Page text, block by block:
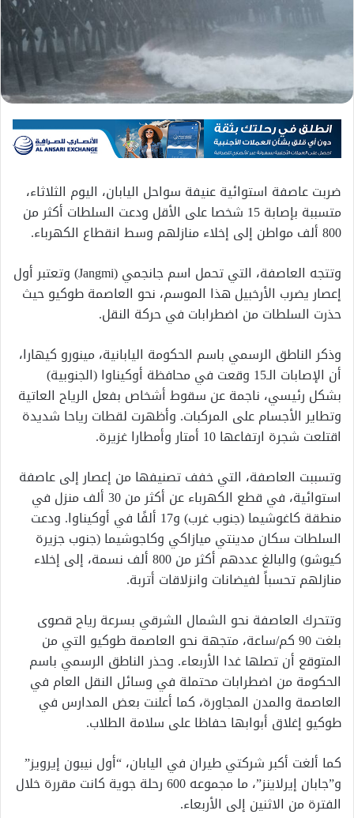
ضربت عاصفة استوائية عنيفة سواحل اليابان، اليوم الثلاثاء،
متسببة بإصابة 15 شخصا على الأقل ودعت السلطات أكثر من
800 ألف مواطن إلى إخلاء منازلهم وسط انقطاع الكهرباء.
وتتجه العاصفة، التي تحمل اسم جانجمي (Jangmi) وتعتبر أول
إعصار يضرب الأرخبيل هذا الموسم، نحو العاصمة طوكيو حيث
حذرت السلطات من اضطرابات في حركة النقل.
وذكر الناطق الرسمي باسم الحكومة اليابانية، مينورو كيهارا،
أن الإصابات الـ15 وقعت في محافظة أوكيناوا (الجنوبية)
بشكل رئيسي، ناجمة عن سقوط أشخاص بفعل الرياح العاتية
وتطاير الأجسام على المركبات. وأظهرت لقطات رياحا شديدة
اقتلعت شجرة ارتفاعها 10 أمتار وأمطارا غزيرة.
وتسببت العاصفة، التي خفف تصنيفها من إعصار إلى عاصفة
استوائية، في قطع الكهرباء عن أكثر من 30 ألف منزل في
منطقة كاغوشيما (جنوب غرب) و17 ألفًا في أوكيناوا. ودعت
السلطات سكان مدينتي ميازاكي وكاجوشيما (جنوب جزيرة
كيوشو) والبالغ عددهم أكثر من 800 ألف نسمة، إلى إخلاء
منازلهم تحسباً لفيضانات وانزلاقات أتربة.
وتتحرك العاصفة نحو الشمال الشرقي بسرعة رياح قصوى
بلغت 90 كم/ساعة، متجهة نحو العاصمة طوكيو التي من
المتوقع أن تصلها غدا الأربعاء. وحذر الناطق الرسمي باسم
الحكومة من اضطرابات محتملة في وسائل النقل العام في
العاصمة والمدن المجاورة، كما أعلنت بعض المدارس في
طوكيو إغلاق أبوابها حفاظا على سلامة الطلاب.
كما ألغت أكبر شركتي طيران في اليابان، “أول نيبون إيرويز”
و”جابان إيرلاينز”، ما مجموعه 600 رحلة جوية كانت مقررة خلال
الفترة من الاثنين إلى الأربعاء.